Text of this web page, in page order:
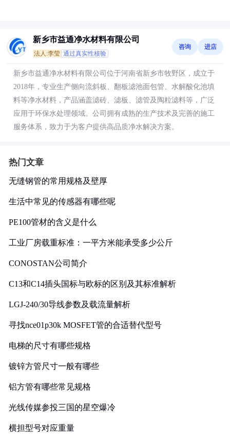
新乡市益通净水材料有限公司
法人:李莹 通过真实性核验
咨询 进店
新乡市益通净水材料有限公司位于河南省新乡市牧野区，成立于
2018年，专业生产侧向流斜板、翻板滤池面包管、水解酸化池填
料等净水材料，产品涵盖滤砖、滤板、滤管及陶粒滤料等，广泛
应用于环保水处理领域。公司拥有成熟的生产技术及完善的施工
服务体系，致力于为客户提供高品质净水解决方案。
热门文章
无缝钢管的常用规格及壁厚
生活中常见的传感器有哪些呢
PE100管材的含义是什么
工业厂房载重标准：一平方米能承受多少公斤
CONOSTAN公司简介
C13和C14插头国标与欧标的区别及其标准解析
LGJ-240/30导线参数及载流量解析
寻找nce01p30k MOSFET管的合适替代型号
电梯的尺寸有哪些规格
镀锌方管尺寸一般有哪些
铝方管有哪些常见规格
光线传媒参投三国的星空爆冷
横担型号对应重量